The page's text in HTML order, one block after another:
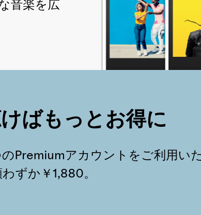
音楽を広
ばもっとお得に
Premiumアカウントをご利用い
ずか￥1,880。